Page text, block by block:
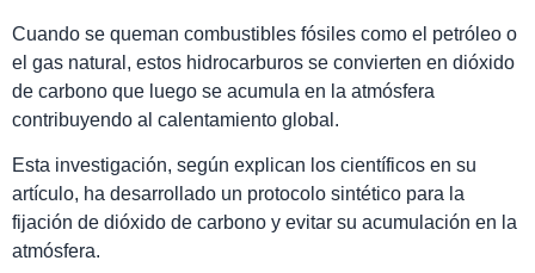
Cuando se queman combustibles fósiles como el petróleo o
el gas natural, estos hidrocarburos se convierten en dióxido
de carbono que luego se acumula en la atmósfera
contribuyendo al calentamiento global.
Esta investigación, según explican los científicos en su
artículo, ha desarrollado un protocolo sintético para la
fijación de dióxido de carbono y evitar su acumulación en la
atmósfera.